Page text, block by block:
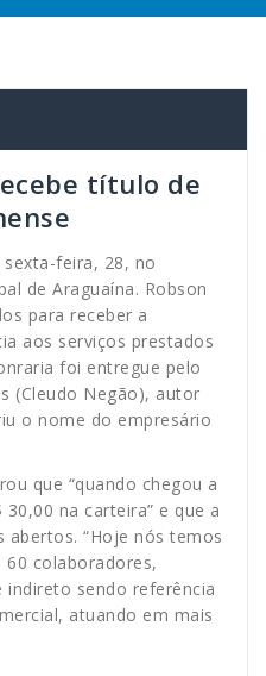
título de
feira, 28, no
de Araguaína. Robson
para receber a
aos serviços prestados
foi entregue pelo
(Cleudo Negão), autor
o nome do empresário
que “quando chegou a
na carteira” e que a
abertos. “Hoje nós temos
colaboradores,
sendo referência
atuando em mais